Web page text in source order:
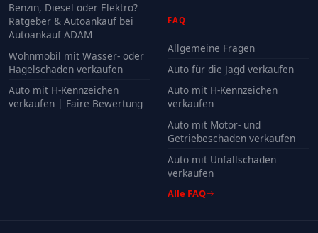
Benzin, Diesel oder Elektro?
Ratgeber & Autoankauf bei
Autoankauf ADAM
Wohnmobil mit Wasser- oder
Hagelschaden verkaufen
Auto mit H-Kennzeichen
verkaufen | Faire Bewertung
FAQ
Allgemeine Fragen
Auto für die Jagd verkaufen
Auto mit H-Kennzeichen
verkaufen
Auto mit Motor- und
Getriebeschaden verkaufen
Auto mit Unfallschaden
verkaufen
Alle FAQ